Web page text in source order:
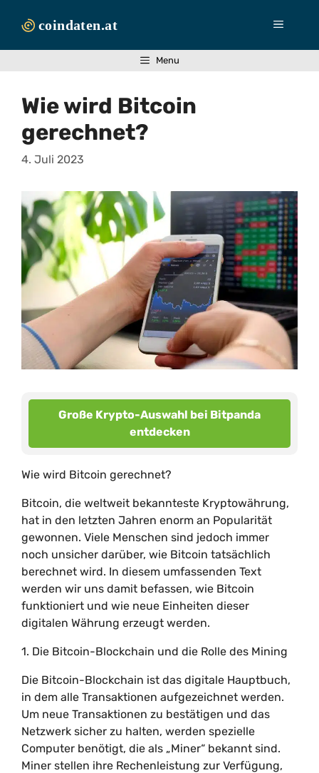
Inhalt
Menü
Menu
Wie wird Bitcoin
gerechnet?
4. Juli 2023
Große Krypto-Auswahl bei Bitpanda
entdecken
Wie wird Bitcoin gerechnet?
Bitcoin, die weltweit bekannteste Kryptowährung,
hat in den letzten Jahren enorm an Popularität
gewonnen. Viele Menschen sind jedoch immer
noch unsicher darüber, wie Bitcoin tatsächlich
berechnet wird. In diesem umfassenden Text
werden wir uns damit befassen, wie Bitcoin
funktioniert und wie neue Einheiten dieser
digitalen Währung erzeugt werden.
1. Die Bitcoin-Blockchain und die Rolle des Mining
Die Bitcoin-Blockchain ist das digitale Hauptbuch,
in dem alle Transaktionen aufgezeichnet werden.
Um neue Transaktionen zu bestätigen und das
Netzwerk sicher zu halten, werden spezielle
Computer benötigt, die als „Miner“ bekannt sind.
Miner stellen ihre Rechenleistung zur Verfügung,